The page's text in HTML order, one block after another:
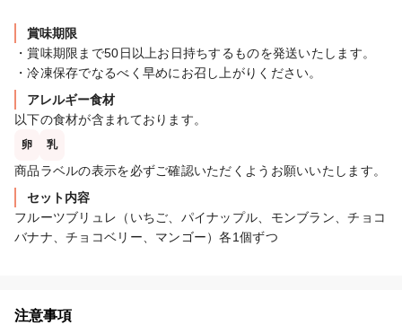
賞味期限
・賞味期限まで50日以上お日持ちするものを発送いたします。
・冷凍保存でなるべく早めにお召し上がりください。
アレルギー食材
以下の食材が含まれております。
卵 乳
商品ラベルの表示を必ずご確認いただくようお願いいたします。
セット内容
フルーツブリュレ（いちご、パイナップル、モンブラン、チョコ
バナナ、チョコベリー、マンゴー）各1個ずつ
注意事項